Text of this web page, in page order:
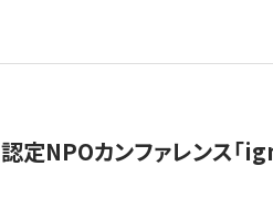
認定NPOカンファレンス「